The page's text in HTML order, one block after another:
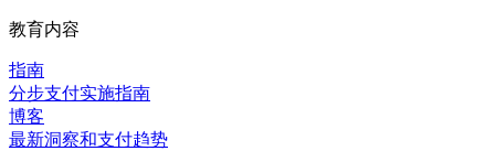
教育内容
指南
分步支付实施指南
博客
最新洞察和支付趋势